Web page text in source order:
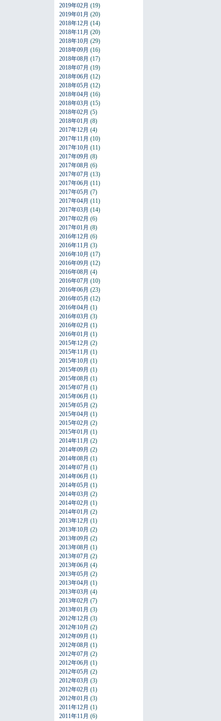
2019年02月 (19)
2019年01月 (20)
2018年12月 (14)
2018年11月 (20)
2018年10月 (29)
2018年09月 (16)
2018年08月 (17)
2018年07月 (19)
2018年06月 (12)
2018年05月 (12)
2018年04月 (16)
2018年03月 (15)
2018年02月 (5)
2018年01月 (8)
2017年12月 (4)
2017年11月 (10)
2017年10月 (11)
2017年09月 (8)
2017年08月 (6)
2017年07月 (13)
2017年06月 (11)
2017年05月 (7)
2017年04月 (11)
2017年03月 (14)
2017年02月 (6)
2017年01月 (8)
2016年12月 (6)
2016年11月 (3)
2016年10月 (17)
2016年09月 (12)
2016年08月 (4)
2016年07月 (10)
2016年06月 (23)
2016年05月 (12)
2016年04月 (1)
2016年03月 (3)
2016年02月 (1)
2016年01月 (1)
2015年12月 (2)
2015年11月 (1)
2015年10月 (1)
2015年09月 (1)
2015年08月 (1)
2015年07月 (1)
2015年06月 (1)
2015年05月 (2)
2015年04月 (1)
2015年02月 (2)
2015年01月 (1)
2014年11月 (2)
2014年09月 (2)
2014年08月 (1)
2014年07月 (1)
2014年06月 (1)
2014年05月 (1)
2014年03月 (2)
2014年02月 (1)
2014年01月 (2)
2013年12月 (1)
2013年10月 (2)
2013年09月 (2)
2013年08月 (1)
2013年07月 (2)
2013年06月 (4)
2013年05月 (2)
2013年04月 (1)
2013年03月 (4)
2013年02月 (7)
2013年01月 (3)
2012年12月 (3)
2012年10月 (2)
2012年09月 (1)
2012年08月 (1)
2012年07月 (2)
2012年06月 (1)
2012年05月 (2)
2012年03月 (3)
2012年02月 (1)
2012年01月 (3)
2011年12月 (1)
2011年11月 (6)